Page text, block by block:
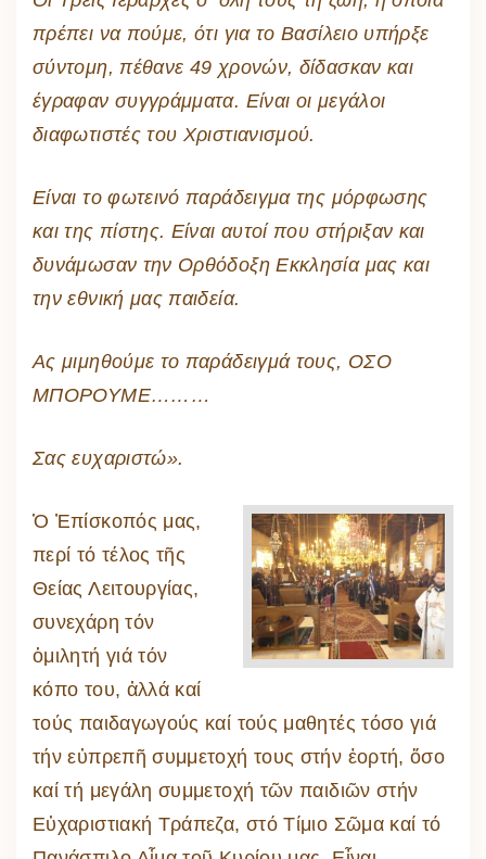
πρέπει να πούμε, ότι για το Βασίλειο υπήρξε
σύντομη, πέθανε 49 χρονών, δίδασκαν και
έγραφαν συγγράμματα. Είναι οι μεγάλοι
διαφωτιστές του Χριστιανισμού.
Είναι το φωτεινό παράδειγμα της μόρφωσης
και της πίστης. Είναι αυτοί που στήριξαν και
δυνάμωσαν την Ορθόδοξη Εκκλησία μας και
την εθνική μας παιδεία.
Ας μιμηθούμε το παράδειγμά τους, ΟΣΟ
ΜΠΟΡΟΥΜΕ………
Σας ευχαριστώ».
Ὁ Ἐπίσκοπός μας,
περί τό τέλος τῆς
Θείας Λειτουργίας,
συνεχάρη τόν
ὁμιλητή γιά τόν
κόπο του, ἀλλά καί
τούς παιδαγωγούς καί τούς μαθητές τόσο γιά
τήν εὐπρεπῆ συμμετοχή τους στήν ἑορτή, ὅσο
καί τή μεγάλη συμμετοχή τῶν παιδιῶν στήν
Εὐχαριστιακή Τράπεζα, στό Τίμιο Σῶμα καί τό